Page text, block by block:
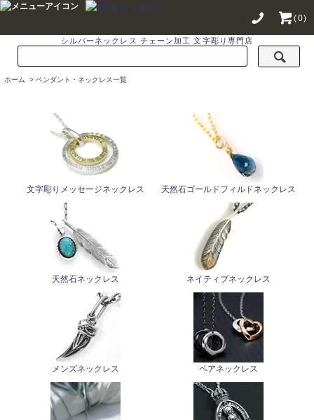
(0)
シルバーネックレス チェーン加工 文字彫り専門店
ホーム > ペンダント・ネックレス一覧
文字彫りメッセージネックレス 天然石ゴールドフィルドネックレス
天然石ネックレス ネイティブネックレス
メンズネックレス ペアネックレス